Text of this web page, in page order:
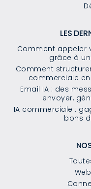
LES
Comment appeler
grâce à
Comment
commerciale en
Email IA : des
envoyer,
IA commerciale :
bons